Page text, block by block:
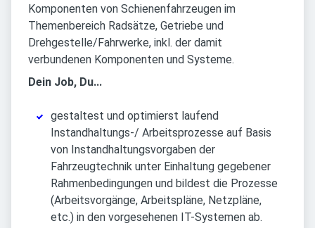
Komponenten von Schienenfahrzeugen im
Themenbereich Radsätze, Getriebe und
Drehgestelle/Fahrwerke, inkl. der damit
verbundenen Komponenten und Systeme.
Dein Job, Du...
gestaltest und optimierst laufend
Instandhaltungs-/ Arbeitsprozesse auf Basis
von Instandhaltungsvorgaben der
Fahrzeugtechnik unter Einhaltung gegebener
Rahmenbedingungen und bildest die Prozesse
(Arbeitsvorgänge, Arbeitspläne, Netzpläne,
etc.) in den vorgesehenen IT-Systemen ab.